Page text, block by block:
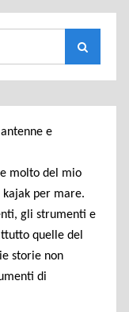
Search
e
molto del mio
per mare.
gli strumenti e
quelle del
storie non
di